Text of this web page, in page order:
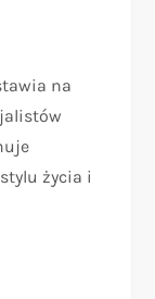
na
życia i